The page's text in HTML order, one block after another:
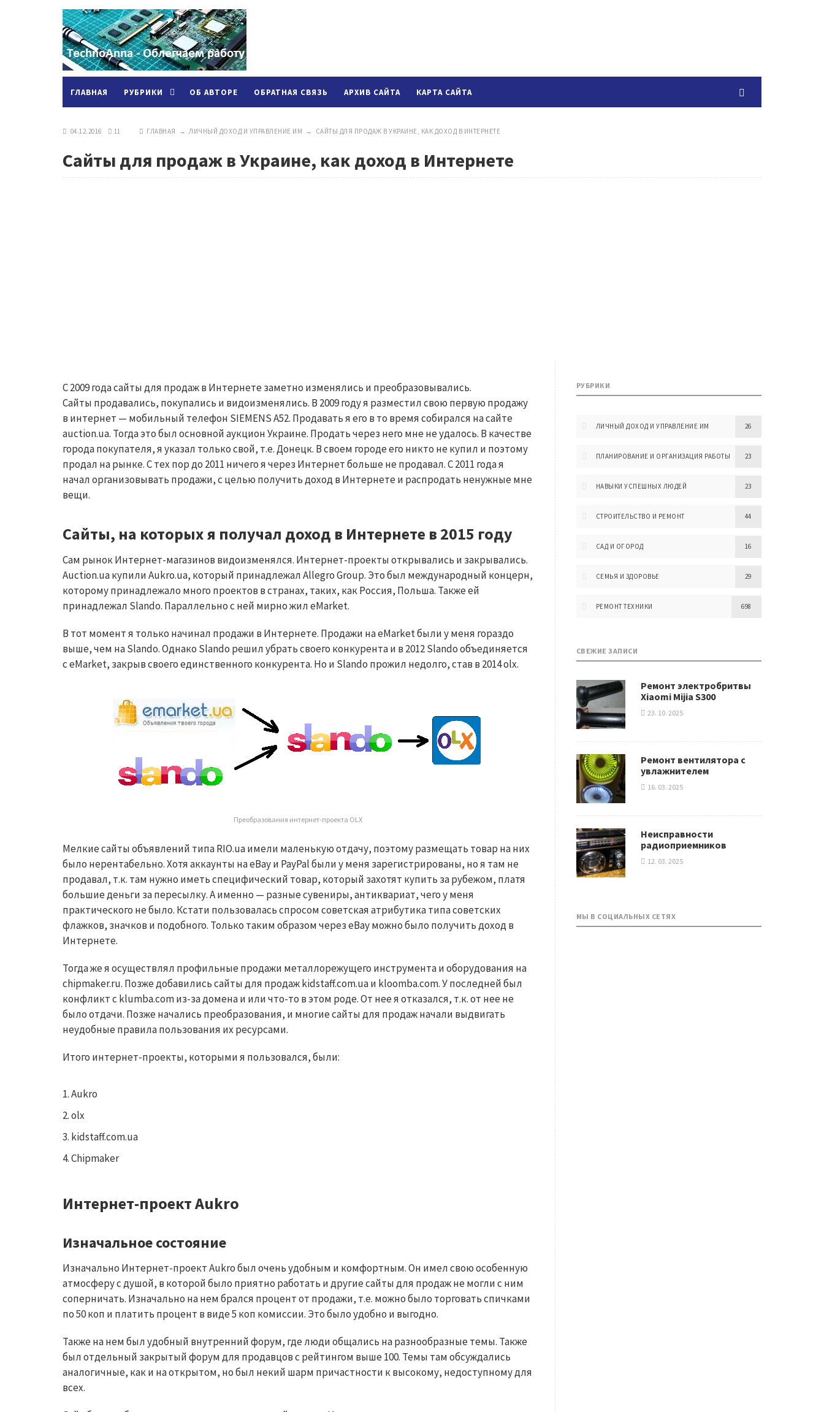
ГЛАВНАЯ РУБРИКИ ОБ АВТОРЕ ОБРАТНАЯ СВЯЗЬ АРХИВ САЙТА КАРТА САЙТА
04.12.2016 11 ГЛАВНАЯ → ЛИЧНЫЙ ДОХОД И УПРАВЛЕНИЕ ИМ → САЙТЫ ДЛЯ ПРОДАЖ В УКРАИНЕ, КАК ДОХОД В ИНТЕРНЕТЕ
Сайты для продаж в Украине, как доход в Интернете
С 2009 года сайты для продаж в Интернете заметно изменялись и преобразовывались.
Сайты продавались, покупались и видоизменялись. В 2009 году я разместил свою первую продажу
в интернет — мобильный телефон SIEMENS A52. Продавать я его в то время собирался на сайте
auction.ua. Тогда это был основной аукцион Украине. Продать через него мне не удалось. В качестве
города покупателя, я указал только свой, т.е. Донецк. В своем городе его никто не купил и поэтому
продал на рынке. С тех пор до 2011 ничего я через Интернет больше не продавал. C 2011 года я
начал организовывать продажи, с целью получить доход в Интернете и распродать ненужные мне
вещи.
Сайты, на которых я получал доход в Интернете в 2015 году
Сам рынок Интернет-магазинов видоизменялся. Интернет-проекты открывались и закрывались.
Auction.uaкупилиAukro.ua, который принадлежалAllegroGroup. Это был международный концерн,
которому принадлежало много проектов в странах, таких, как Россия, Польша. Также ей
принадлежал Slando. Параллельно с ней мирно жилeMarket.
В тот момент я только начинал продажи в Интернете. Продажи наeMarketбыли у меня гораздо
выше, чем наSlando. Однако Slando решил убрать своего конкурента и в 2012Slandoобъединяется
сeMarket, закрыв своего единственного конкурента. Но и Slando прожил недолго, став в 2014olx.
Преобразования интернет-проекта OLX
Мелкие сайты объявлений типаRIO.uaимели маленькую отдачу, поэтому размещать товар на них
было нерентабельно. Хотя аккаунты наeBayи PayPalбыли у меня зарегистрированы, но я там не
продавал, т.к. там нужно иметь специфический товар, который захотят купить за рубежом, платя
большие деньги за пересылку. А именно — разные сувениры, антиквариат, чего у меня
практического не было. Кстати пользовалась спросом советская атрибутика типа советских
флажков, значков и подобного. Только таким образом черезeBayможно было получить доход в
Интернете.
Тогда же я осуществлял профильные продажи металлорежущего инструмента и оборудования на
chipmaker.ru. Позже добавились сайты для продажkidstaff.com.uaи kloomba.com. У последней был
конфликт с klumba.comиз-за домена и или что-то в этом роде. От нее я отказался, т.к. от нее не
было отдачи. Позже начались преобразования, и многие сайты для продаж начали выдвигать
неудобные правила пользования их ресурсами.
Итого интернет-проекты, которыми я пользовался, были:
Aukro
olx
kidstaff.com.ua
Chipmaker
Интернет-проект Aukro
Изначальное состояние
Изначально Интернет-проектAukroбыл очень удобным и комфортным. Он имел свою особенную
атмосферу с душой, в которой было приятно работать и другие сайты для продаж не могли с ним
соперничать. Изначально на нем брался процент от продажи, т.е. можно было торговать спичками
по 50 коп и платить процент в виде 5 коп комиссии. Это было удобно и выгодно.
Также на нем был удобный внутренний форум, где люди общались на разнообразные темы. Также
был отдельный закрытый форум для продавцов с рейтингом выше 100. Темы там обсуждались
аналогичные, как и на открытом, но был некий шарм причастности к высокому, недоступному для
всех.
РУБРИКИ
ЛИЧНЫЙ ДОХОД И УПРАВЛЕНИЕ ИМ 26
ПЛАНИРОВАНИЕ И ОРГАНИЗАЦИЯ РАБОТЫ 23
НАВЫКИ УСПЕШНЫХ ЛЮДЕЙ 23
СТРОИТЕЛЬСТВО И РЕМОНТ 44
САД И ОГОРОД 16
СЕМЬЯ И ЗДОРОВЬЕ 29
РЕМОНТ ТЕХНИКИ 698
СВЕЖИЕ ЗАПИСИ
Ремонт электробритвы
Xiaomi Mijia S300
23. 10. 2025
Ремонт вентилятора с
увлажнителем
16. 03. 2025
Неисправности
радиоприемников
12. 03. 2025
МЫ В СОЦИАЛЬНЫХ СЕТЯХ